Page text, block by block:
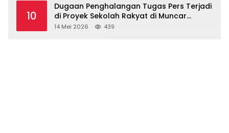
10
Dugaan Penghalangan Tugas Pers Terjadi
di Proyek Sekolah Rakyat di Muncar
Banyuwangi
14 Mei 2026 439